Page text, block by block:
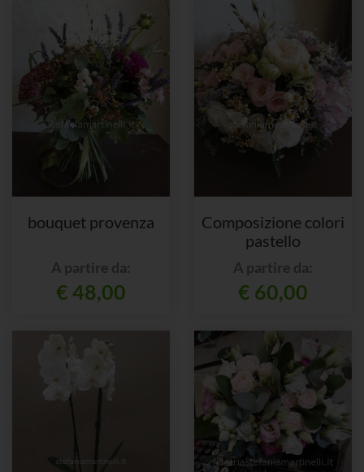
bouquet provenza
A partire da:
€ 48,00
Composizione colori
pastello
A partire da:
€ 60,00